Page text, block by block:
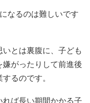
なるのは難しいです
とは裏腹に、子ども
がったりして前進後
るのです。
ば長い期間かかる子